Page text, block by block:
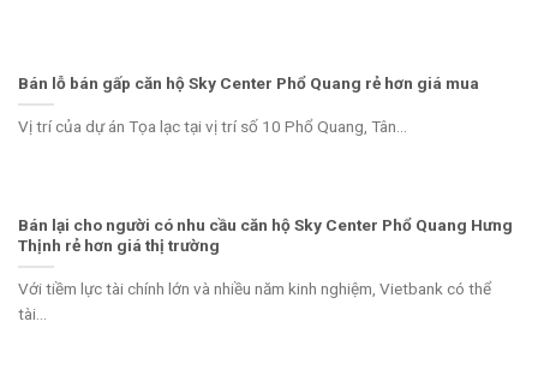
Bán lỗ bán gấp căn hộ Sky Center Phổ Quang rẻ hơn giá mua
Vị trí của dự án Tọa lạc tại vị trí số 10 Phổ Quang, Tân...
Bán lại cho người có nhu cầu căn hộ Sky Center Phổ Quang Hưng
Thịnh rẻ hơn giá thị trường
Với tiềm lực tài chính lớn và nhiều năm kinh nghiệm, Vietbank có thể
tài...